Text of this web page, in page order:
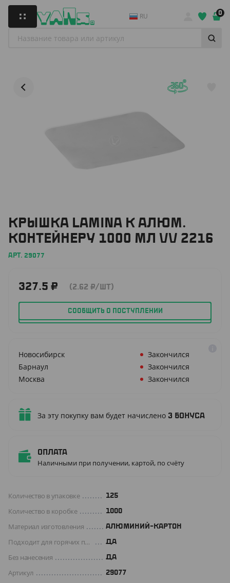
RU 0
КРЫШКА LAMINA К АЛЮМ.
КОНТЕЙНЕРУ 1000 МЛ VV 2216
АРТ. 29077
327.5 ₽ (2.62 ₽/ШТ)
СООБЩИТЬ О ПОСТУПЛЕНИИ
Новосибирск
Закончился
Барнаул
Закончился
Москва
Закончился
За эту покупку вам будет начислено 3 бонуса
Оплата
Наличными при получении, картой, по счёту
Количество в упаковке 125
Количество в коробке 1000
Материал изготовления АЛЮМИНИЙ-КАРТОН
Подходит для горячих продуктов ДА
Без нанесения ДА
Артикул 29077